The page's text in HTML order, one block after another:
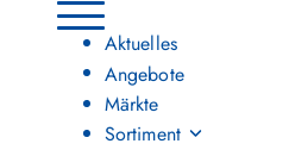
Hauptmenü umschalten
Aktuelles
Angebote
Märkte
Sortiment